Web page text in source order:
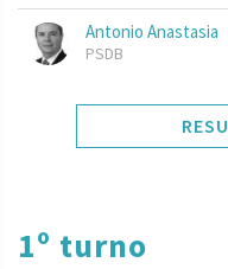
Antonio Anastasia
PSDB
1º turno